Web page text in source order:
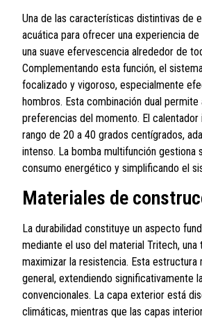
Una de las características distintivas de
acuática para ofrecer una experiencia
una suave efervescencia alrededor de
Complementando esta función, el
focalizado y vigoroso, especialmente
hombros. Esta combinación dual
preferencias del momento. El
rango de 20 a 40 grados centígrados,
intenso. La bomba multifunción
consumo energético y simplificando el
Materiales de
La durabilidad constituye un aspecto
mediante el uso del material Tritech,
maximizar la resistencia. Esta
general, extendiendo significativamente
convencionales. La capa exterior está
climáticas, mientras que las capas